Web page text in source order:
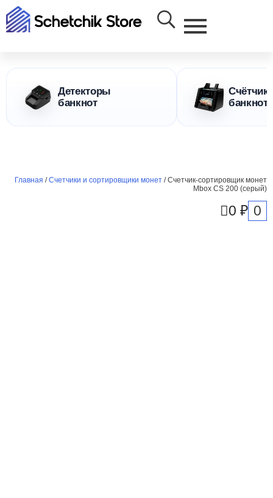
Детекторы
банкнот
банкнот
Главная /Счетчики и сортировщики монет / Счетчик-сортировщик монет
Mbox CS 200 (серый)
0 ₽ 0